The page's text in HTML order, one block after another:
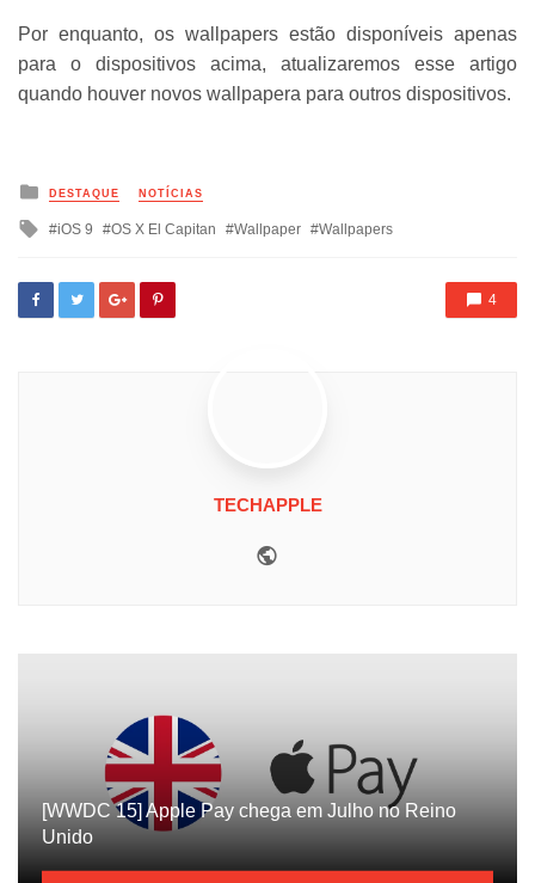
Por enquanto, os wallpapers estão disponíveis apenas
para o dispositivos acima, atualizaremos esse artigo
quando houver novos wallpapera para outros dispositivos.
Posted
DESTAQUE NOTÍCIAS
Tagged
iOS 9 OS X El Capitan Wallpaper Wallpapers
4
TECHAPPLE
[WWDC 15] Apple Pay chega em Julho no Reino
Unido